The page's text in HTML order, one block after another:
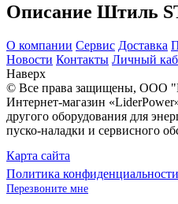
Описание Штиль
О компании Сервис Доставка
Новости Контакты Личный
Наверх
© Все права защищены, ООО
Интернет-магазин
другого оборудования для
пуско-наладки и сервисного
Карта сайта
Политика конфиденциальности
Перезвоните мне